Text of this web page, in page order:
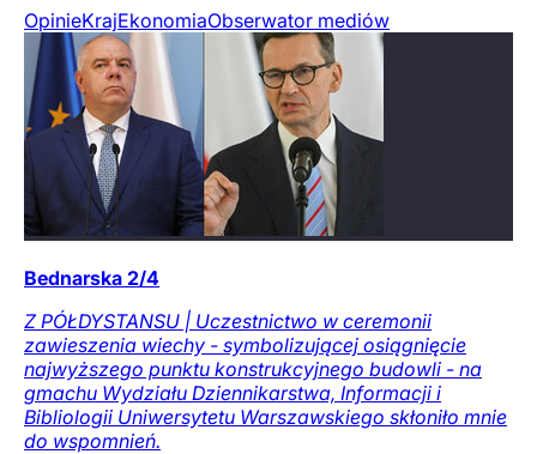
OpinieKrajEkonomiaObserwator mediów
Bednarska 2/4
Z PÓŁDYSTANSU | Uczestnictwo w ceremonii
zawieszenia wiechy - symbolizującej osiągnięcie
najwyższego punktu konstrukcyjnego budowli - na
gmachu Wydziału Dziennikarstwa, Informacji i
Bibliologii Uniwersytetu Warszawskiego skłoniło mnie
do wspomnień.